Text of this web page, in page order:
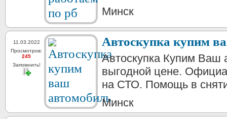
Минск
11.03.2022
Просмотров:
245
Запомнить!
Автоскупка купим
Автоскупка Купим Ваш
выгодной цене.
на СТО. Помощь в
Минск